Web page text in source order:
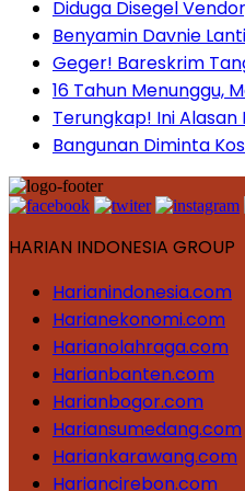
Diduga Disegel
Benyamin Davnie
Geger! Bareskrim
16 Tahun Menunggu,
Terungkap! Ini
Bangunan Diminta
HARIAN INDONESIA GROUP
Harianindonesia.com
Harianekonomi.com
Harianolahraga.com
Harianbanten.com
Harianbogor.com
Hariansumedang.com
Hariankarawang.com
Hariancirebon.com